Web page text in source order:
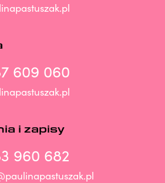
609 060
i zapisy
960 682